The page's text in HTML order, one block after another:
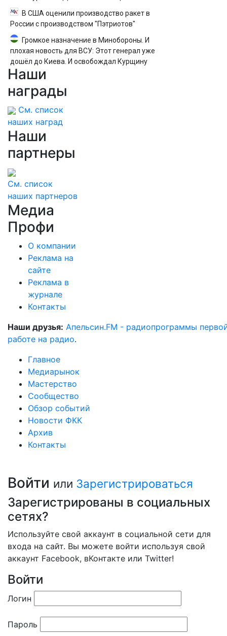
В США оценили производство ракет в
России с производством "Пэтриотов"
Громкое назначение в Минобороны. И
плохая новость для ВСУ: Этот генерал уже
дошёл до Киева. И освобождал Курщину
Наши
награды
См. список
наших наград
Наши
партнеры
См. список
наших партнеров
Медиа
Профи
О компании
Реклама на
сайте
Реклама в
журнале
Контакты
Наши друзья: Апельсин.FM - радиопрограммы
работе на радио.
Главное
Медиарынок
Мастерство
Сообщество
Обзор событий
Новости ФКК
Архив
Контакты
Войти или Зарегистрироваться
Зарегистрированы в социальных
сетях?
Используйте свой аккаунт в социальной сети для
входа на сайт. Вы можете войти используя свой
аккаунт Facebook, вКонтакте или Twitter!
Войти
Логин
Пароль